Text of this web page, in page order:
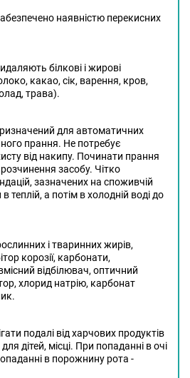
наявністю перекисних
білкові і жирові
какао, сік, варення, кров,
трава).
для автоматичних
прання. Не потребує
від накипу. Починати прання
засобу. Чітко
зазначених на споживчій
теплій, а потім в холодній воді до
і тваринних жирів,
корозії, карбонати,
відбілювач, оптичний
хлорид натрію, карбонат
подалі від харчових продуктів
дітей, місці. При попаданні в очі
в порожнину рота -